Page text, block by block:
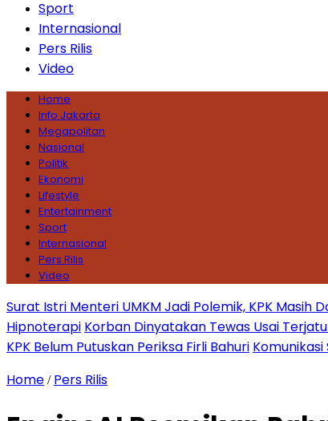
Sport
Internasional
Pers Rilis
Video
Home
Info Jakarta
Megapolitan
Nasional
Politik
Ekonomi
Lifestyle
Entertainment
Sport
Internasional
Pers Rilis
Video
Surat Istri Menteri UMKM Jadi Polemik, KPK Masih
Hipnoterapi Korban Dinyatakan Tewas Usai
KPK Belum Putuskan Periksa Firli Bahuri
Home / Pers Rilis